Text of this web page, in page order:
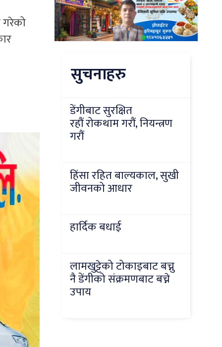
गरेको
सुचनाहरु
डेंगीबाट सुरक्षित
रहौं रोकथाम गरौं, नियन्त्रण
गरौं
हिंसा रहित बाल्यकाल, सुखी
जीवनको आधार
हार्दिक बधाई
लामखुट्टेको टोकाइबाट बच्नु
नै डेंगीको संक्रमणबाट बच्ने
उपाय